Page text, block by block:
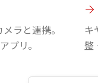
ラと連携。
プリ。
キ
整